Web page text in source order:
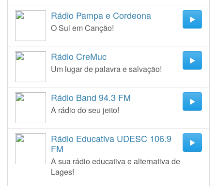
Rádio Pampa e Cordeona
O Sul em Canção!
Rádio CreMuc
Um lugar de palavra e salvação!
Rádio Band 94.3 FM
A rádio do seu jeito!
Rádio Educativa UDESC 106.9
FM
A sua rádio educativa e alternativa de
Lages!